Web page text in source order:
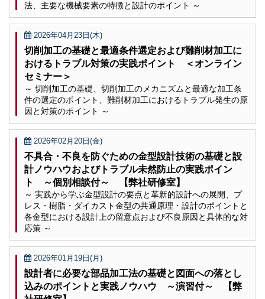
法、主要な機械要素の特徴と設計のポイント ～
2026年04月23日(木)
切削加工の基礎と最適条件選定および難削材加工に
おけるトラブル対策の実践ポイント ＜オンライン
セミナー＞
～ 切削加工の基礎、切削加工のメカニズムと最適な加工条
件の選定のポイント、難削材加工におけるトラブル発生の原
因と対策のポイント ～
2026年02月20日(金)
不具合・不良を防ぐための金型設計技術の基礎と設
計ノウハウおよびトラブル未然防止の実践ポイン
ト ～個別相談付～ 【弊社研修室】
～ 実践から学ぶ金型設計の要点と革新的設計への展開、プ
レス・樹脂・ダイカスト金型の共通原理・設計のポイントと
各金型における設計上の留意点および不良原因と具体的な対
応策 ～
2026年01月19日(月)
設計者に必要な部品加工法の基礎と図面への落とし
込みのポイントと実践ノウハウ ～演習付～ 【弊